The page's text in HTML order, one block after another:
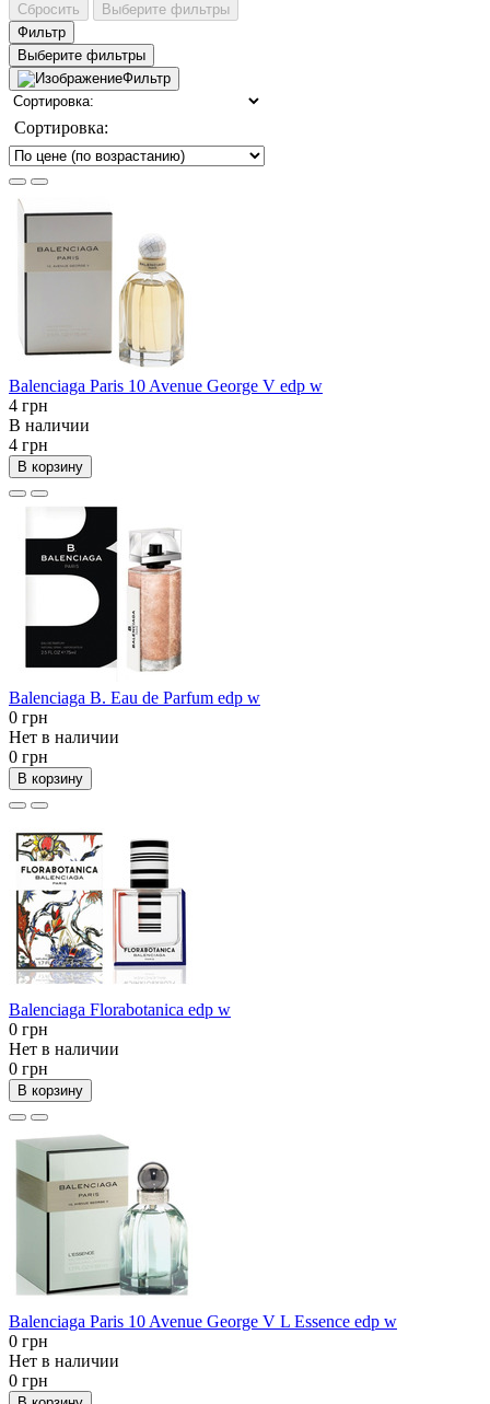
Сбросить
Выберите фильтры
Фильтр
Выберите фильтры
Фильтр
Сортировка:
Balenciaga Paris 10 Avenue George V edp w
4 грн
В наличии
4 грн
В корзину
Balenciaga B. Eau de Parfum edp w
0 грн
Нет в наличии
0 грн
В корзину
Balenciaga Florabotanica edp w
0 грн
Нет в наличии
0 грн
В корзину
Balenciaga Paris 10 Avenue George V L Essence edp w
0 грн
Нет в наличии
0 грн